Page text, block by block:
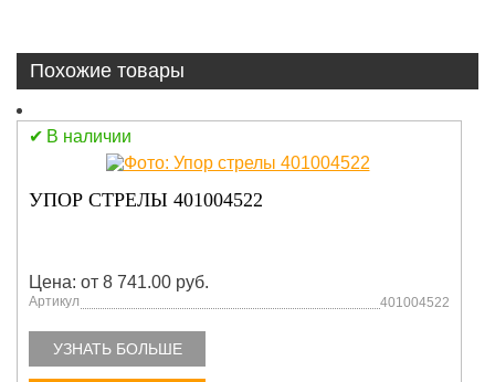
Похожие товары
В наличии
УПОР СТРЕЛЫ 401004522
Цена: от 8 741.00 руб.
Артикул 401004522
УЗНАТЬ БОЛЬШЕ